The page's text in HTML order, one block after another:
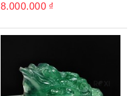
8.000.000 ₫